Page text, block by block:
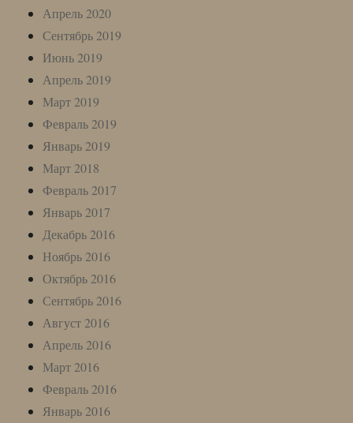
Апрель 2020
Сентябрь 2019
Июнь 2019
Апрель 2019
Март 2019
Февраль 2019
Январь 2019
Март 2018
Февраль 2017
Январь 2017
Декабрь 2016
Ноябрь 2016
Октябрь 2016
Сентябрь 2016
Август 2016
Апрель 2016
Март 2016
Февраль 2016
Январь 2016